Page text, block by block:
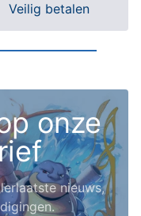
Veilig betalen
onze
nieuws,